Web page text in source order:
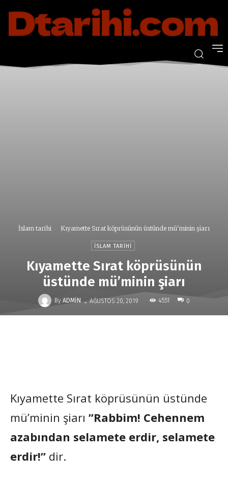
İslam tarihi Kıyamette Sırat köprüsünün üstünde mü'minin şiarı
İSLAM TARIHI
Kıyamette Sırat köprüsünün
üstünde mü’minin şiarı
By ADMIN - AĞUSTOS 20, 2019 4551 0
Kıyamette Sırat köprüsünün üstünde
mü’minin şiarı ”Rabbim! Cehennem
azabından selamete erdir, selamete
erdir!” dir.